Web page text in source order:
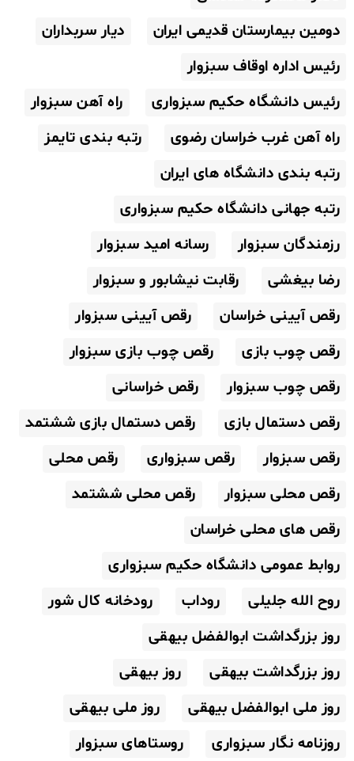
دومین بیمارستان قدیمی ایران
دیار سربداران
رئیس اداره اوقاف سبزوار
رئیس دانشگاه حکیم سبزواری
راه آهن سبزوار
راه آهن غرب خراسان رضوی
رتبه بندی تایمز
رتبه بندی دانشگاه های ایران
رتبه جهانی دانشگاه حکیم سبزواری
رزمندگان سبزوار
رسانه امید سبزوار
رضا بیغشی
رقابت نیشابور و سبزوار
رقص آیینی خراسان
رقص آیینی سبزوار
رقص چوب بازی
رقص چوب بازی سبزوار
رقص چوب سبزوار
رقص خراسانی
رقص دستمال بازی
رقص دستمال بازی ششتمد
رقص سبزوار
رقص سبزواری
رقص محلی
رقص محلی سبزوار
رقص محلی ششتمد
رقص های محلی خراسان
روابط عمومی دانشگاه حکیم سبزواری
روح الله جلیلی
روداب
رودخانه کال شور
روز بزرگداشت ابوالفضل بیهقی
روز بزرگداشت بیهقی
روز بیهقی
روز ملی ابوالفضل بیهقی
روز ملی بیهقی
روزنامه نگار سبزواری
روستاهای سبزوار